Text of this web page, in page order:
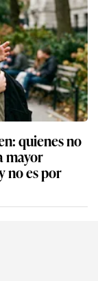
quienes no
mayor
no es por